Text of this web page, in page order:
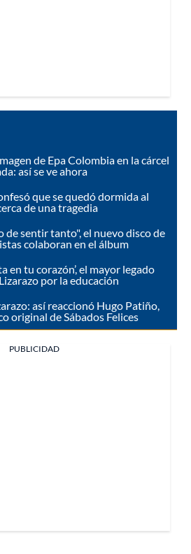
de Epa Colombia en la cárcel
así se ve ahora
que se quedó dormida al
de una tragedia
de sentir tanto", el nuevo disco de
colaboran en el álbum
en tu corazón’, el mayor legado
por la educación
así reaccionó Hugo Patiño,
original de Sábados Felices
PUBLICIDAD